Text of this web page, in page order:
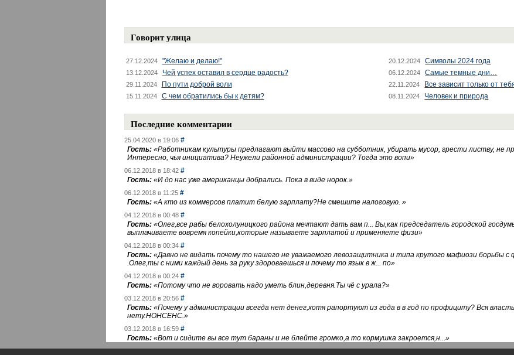
Говорит улица
27.12.2024 "Желаю и делаю!" 20.12.2024 Символы 2024 года
13.12.2024 Чей успех оставил в сердце радость? 06.12.2024 Самые темные дни…
29.11.2024 По пути доброй воли 22.11.2024 Все зависит только от
15.11.2024 С чем обратились бы к детям? 08.11.2024 Человек и природа
Последние комментарии
25.04.2020 в 19:06 #
Гость: «Работникам культуры предлагают выйти массово на субботник, убирать мусор, грести листву, не
Интересно, чья инициатива? Неужели районной администрации? Тогда это вопи»
06.12.2018 в 18:42 #
Гость: «И до нас уже американцы добрались. Пока в виде норок.»
06.12.2018 в 11:25 #
Гость: «А кто из коммерсов платит белую зарплату?Не смешите налоговую. »
04.12.2018 в 00:48 #
Гость: «Олег,все рабы белохолуницкого района мечтают дать вам п... Вы,как председатель городской
выплачиваете вовремя копейки,которые называете зарплатой и применяете физи»
04.12.2018 в 00:34 #
Гость: «Давно не видать почему то нашего не уважаемого левозащитника и типа крутого мафиози
.Олег,ты с ними каждый день за руку здороваешься и почему то язык в ж... по»
04.12.2018 в 00:24 #
Гость: «Потому что не воровать надо уметь блин,деревня.Ты чё с урала?»
03.12.2018 в 20:56 #
Гость: «Почему у администрации всегда нет денег,хотя рапортуют из года в в год по профициту? Вся
нету.НОНСЕНС.»
03.12.2018 в 16:59 #
Гость: «Вот и сидите вы все тут бараны и не блейте громко,а то кормушка закроется,н...»